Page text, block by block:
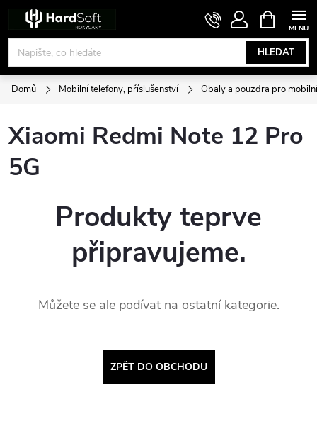
obsah
HLEDAT
NÁKUPNÍ
KOŠÍK
Domů Mobilní telefony, příslušenství Obaly a pouzdra pro
Xiaomi Redmi Note 12 Pro
5G
Produkty teprve
připravujeme.
Můžete se ale podívat na ostatní kategorie.
ZPĚT DO OBCHODU